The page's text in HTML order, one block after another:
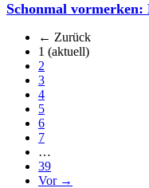
Schonmal vormerken:
← Zurück
1 (aktuell)
2
3
4
5
6
7
…
39
Vor →